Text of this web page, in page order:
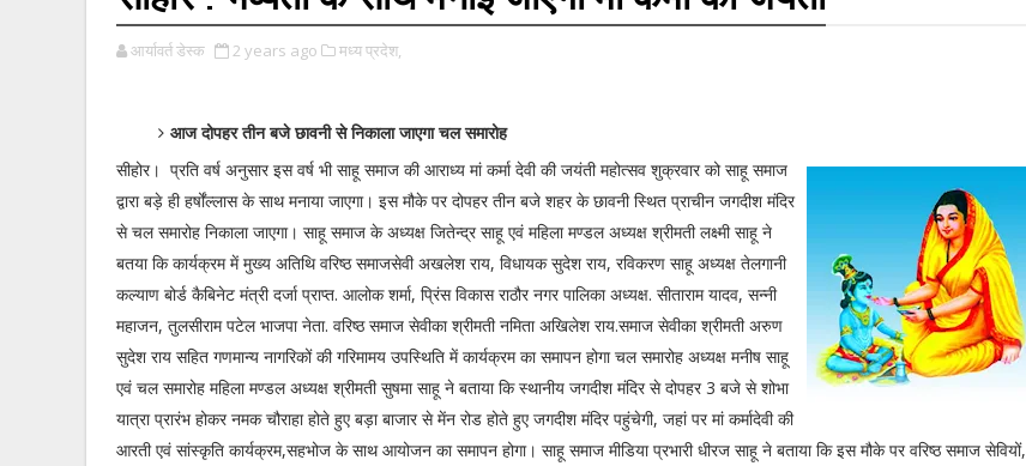
आर्यावर्त डेस्क 2 years ago मध्य प्रदेश,
आज दोपहर तीन बजे छावनी से निकाला जाएगा चल समारोह
सीहोर। प्रति वर्ष अनुसार इस वर्ष भी साहू समाज की आराध्य मां कर्मा देवी की जयंती महोत्सव शुक्रवार को साहू समाज
द्वारा बड़े ही हर्षोंल्लास के साथ मनाया जाएगा। इस मौके पर दोपहर तीन बजे शहर के छावनी स्थित प्राचीन जगदीश मंदिर
से चल समारोह निकाला जाएगा। साहू समाज के अध्यक्ष जितेन्द्र साहू एवं महिला मण्डल अध्यक्ष श्रीमती लक्ष्मी साहू ने
बतया कि कार्यक्रम में मुख्य अतिथि वरिष्ठ समाजसेवी अखलेश राय, विधायक सुदेश राय, रविकरण साहू अध्यक्ष तेलगानी
कल्याण बोर्ड कैबिनेट मंत्री दर्जा प्राप्त. आलोक शर्मा, प्रिंस विकास राठौर नगर पालिका अध्यक्ष. सीताराम यादव, सन्नी
महाजन, तुलसीराम पटेल भाजपा नेता. वरिष्ठ समाज सेवीका श्रीमती नमिता अखिलेश राय.समाज सेवीका श्रीमती अरुण
सुदेश राय सहित गणमान्य नागरिकों की गरिमामय उपस्थिति में कार्यक्रम का समापन होगा चल समारोह अध्यक्ष मनीष साहू
एवं चल समारोह महिला मण्डल अध्यक्ष श्रीमती सुषमा साहू ने बताया कि स्थानीय जगदीश मंदिर से दोपहर 3 बजे से शोभा
यात्रा प्रारंभ होकर नमक चौराहा होते हुए बड़ा बाजार से मेंन रोड होते हुए जगदीश मंदिर पहुंचेगी, जहां पर मां कर्मादेवी की
आरती एवं सांस्कृति कार्यक्रम,सहभोज के साथ आयोजन का समापन होगा। साहू समाज मीडिया प्रभारी धीरज साहू ने बताया कि इस मौके पर वरिष्ठ समाज सेवियों,